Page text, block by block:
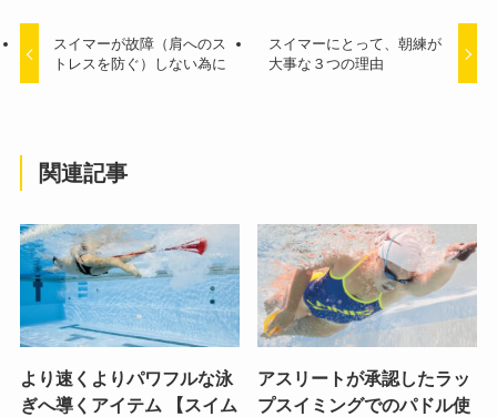
スイマーが故障（肩へのス
トレスを防ぐ）しない為に
スイマーにとって、朝練が
大事な３つの理由
関連記事
より速くよりパワフルな泳
ぎへ導くアイテム 【スイム
アスリートが承認したラッ
プスイミングでのパドル使